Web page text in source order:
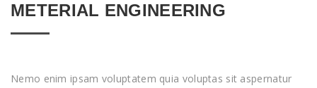
METERIAL ENGINEERING
Nemo enim ipsam voluptatem quia voluptas sit aspernatur